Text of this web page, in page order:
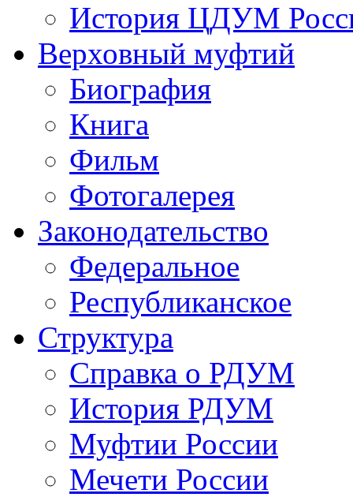
История ЦДУМ
Верховный муфтий
Биография
Книга
Фильм
Фотогалерея
Законодательство
Федеральное
Республиканское
Структура
Справка о РДУМ
История РДУМ
Муфтии России
Мечети России